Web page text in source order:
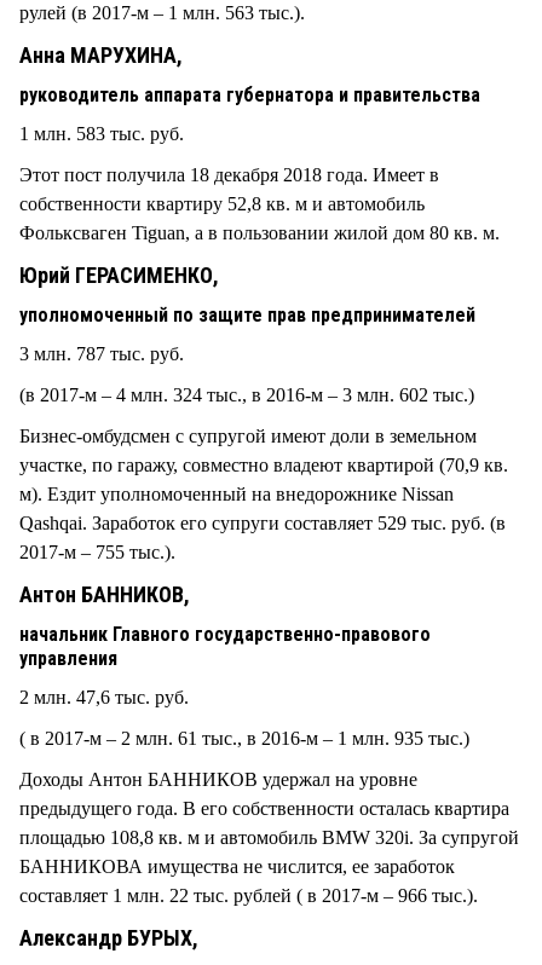
рулей (в 2017-м – 1 млн. 563 тыс.).
Анна МАРУХИНА,
руководитель аппарата губернатора и правительства
1 млн. 583 тыс. руб.
Этот пост получила 18 декабря 2018 года. Имеет в
собственности квартиру 52,8 кв. м и автомобиль
Фольксваген Tiguan, а в пользовании жилой дом 80 кв. м.
Юрий ГЕРАСИМЕНКО,
уполномоченный по защите прав предпринимателей
3 млн. 787 тыс. руб.
(в 2017-м – 4 млн. 324 тыс., в 2016-м – 3 млн. 602 тыс.)
Бизнес-омбудсмен с супругой имеют доли в земельном
участке, по гаражу, совместно владеют квартирой (70,9 кв.
м). Ездит уполномоченный на внедорожнике Nissan
Qashqai. Заработок его супруги составляет 529 тыс. руб. (в
2017-м – 755 тыс.).
Антон БАННИКОВ,
начальник Главного государственно-правового
управления
2 млн. 47,6 тыс. руб.
( в 2017-м – 2 млн. 61 тыс., в 2016-м – 1 млн. 935 тыс.)
Доходы Антон БАННИКОВ удержал на уровне
предыдущего года. В его собственности осталась квартира
площадью 108,8 кв. м и автомобиль BMW 320i. За супругой
БАННИКОВА имущества не числится, ее заработок
составляет 1 млн. 22 тыс. рублей ( в 2017-м – 966 тыс.).
Александр БУРЫХ,